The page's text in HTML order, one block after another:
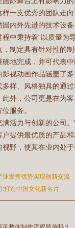
一支优秀的团队走
内外先进的技术设
中秉持着“以质量为
制定具有针对性的
地完成，并可代表
视动画作品涵盖了
样、风格独具的通
外，公司更是在为
服务。
活力与创新的公司
提供最优质的产品
野，使其在业内处
业发挥优势实现创新交流
:打造中国文化新名片